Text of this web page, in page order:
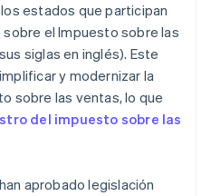
estados que participan
el Impuesto sobre las
siglas en inglés). Este
y modernizar la
sobre las ventas, lo que
del impuesto sobre las
aprobado legislación